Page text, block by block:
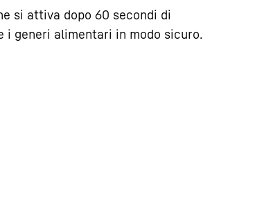
si attiva dopo 60 secondi di
i generi alimentari in modo sicuro.